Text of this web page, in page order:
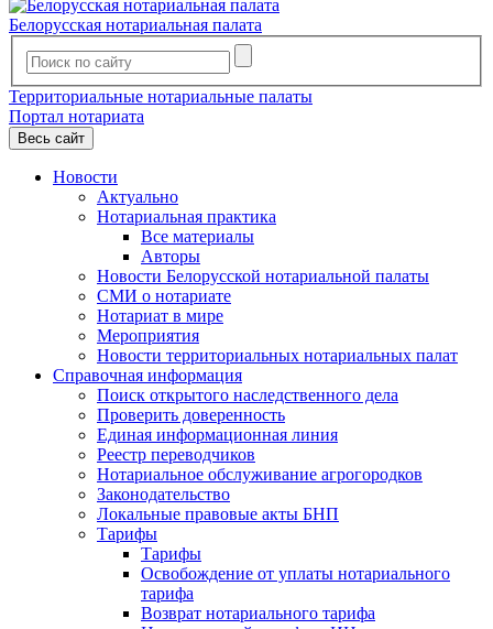
Белорусская нотариальная палата
Территориальные нотариальные палаты
Портал нотариата
Весь сайт
Новости
Актуально
Нотариальная практика
Все материалы
Авторы
Новости Белорусской нотариальной палаты
СМИ о нотариате
Нотариат в мире
Мероприятия
Новости территориальных нотариальных палат
Справочная информация
Поиск открытого наследственного дела
Проверить доверенность
Единая информационная линия
Реестр переводчиков
Нотариальное обслуживание агрогородков
Законодательство
Локальные правовые акты БНП
Тарифы
Тарифы
Освобождение от уплаты нотариального
тарифа
Возврат нотариального тарифа